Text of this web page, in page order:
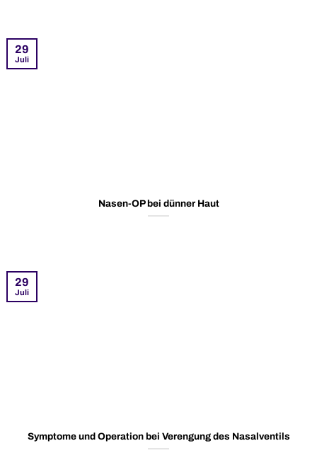
Nasen-OP bei dünner Haut
29
Juli
Symptome und Operation bei Verengung des Nasalventils
29
Juli